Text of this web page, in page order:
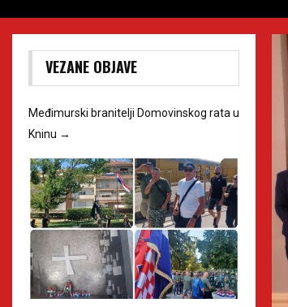
VEZANE OBJAVE
Međimurski branitelji Domovinskog rata u
Kninu →